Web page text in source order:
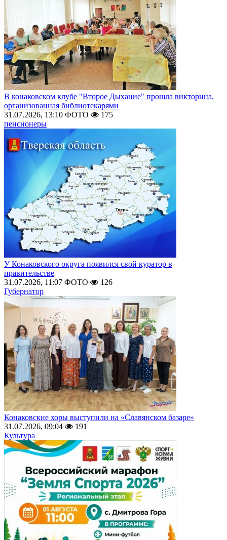
В конаковском клубе "Второе Дыхание" прошла викторина,
организованная библиотекарями
31.07.2026, 13:10 ФОТО
175
пенсионеры
У Конаковского округа появился свой куратор в
правительстве
31.07.2026, 11:07 ФОТО
126
Губернатор
Конаковские хоры выступили на «Славянском базаре»
31.07.2026, 09:04
191
Культура